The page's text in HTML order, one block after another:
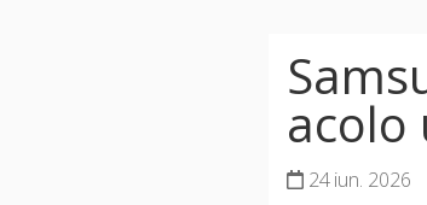
acolo
24 iun. 2026